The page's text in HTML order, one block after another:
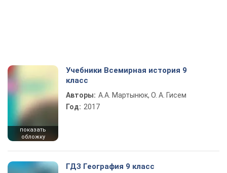
показать
обложку
Учебники Всемирная история 9
класс
Авторы: А.А. Мартынюк, О. А. Гисем
Год: 2017
ГДЗ География 9 класс